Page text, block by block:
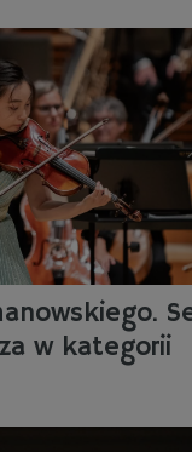
w kategorii